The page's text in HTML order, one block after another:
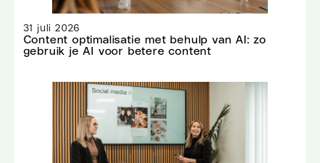
31 juli 2026
Content optimalisatie met behulp van AI: zo
gebruik je AI voor betere content